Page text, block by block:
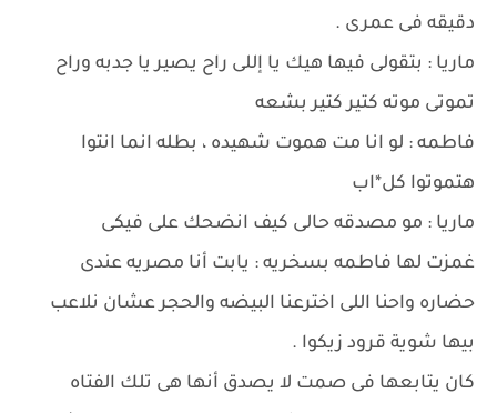
دقيقه فى عمرى .
ماريا : بتقولى فيها هيك يا إللى راح يصير يا جدبه وراح
تموتى موته كتير كتير بشعه
فاطمه : لو انا مت هموت شهيده ، بطله انما انتوا
هتموتوا كل*اب
ماريا : مو مصدقه حالى كيف انضحك على فيكى
غمزت لها فاطمه بسخريه : يابت أنا مصريه عندى
حضاره واحنا اللى اخترعنا البيضه والحجر عشان نلاعب
بيها شوية قرود زيكوا .
كان يتابعها فى صمت لا يصدق أنها هى تلك الفتاه